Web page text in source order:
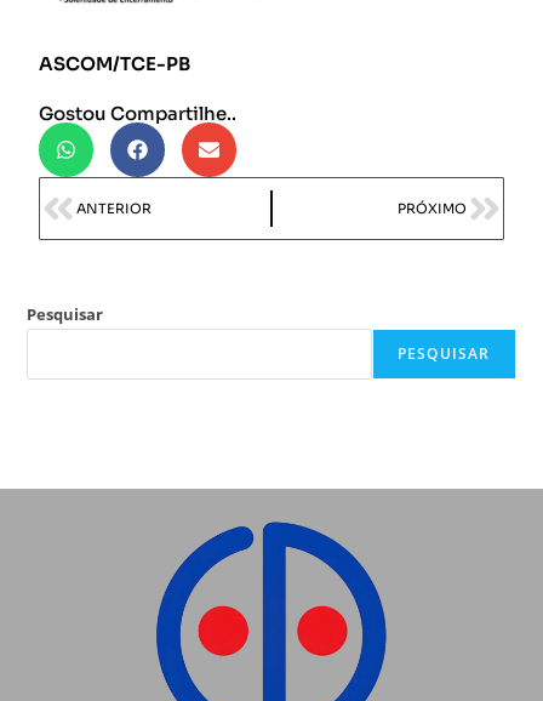
ASCOM/TCE-PB
Gostou Compartilhe..
ANTERIOR PRÓXIMO
Pesquisar
PESQUISAR